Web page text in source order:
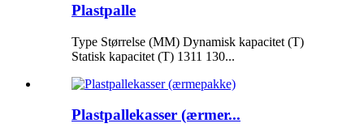
Plastpalle
Type Størrelse (MM) Dynamisk kapacitet (T)
Statisk kapacitet (T) 1311 130...
Plastpallekasser (ærmer...